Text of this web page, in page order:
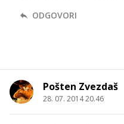
ODGOVORI
Pošten Zvezdaš
28. 07. 2014 20.46